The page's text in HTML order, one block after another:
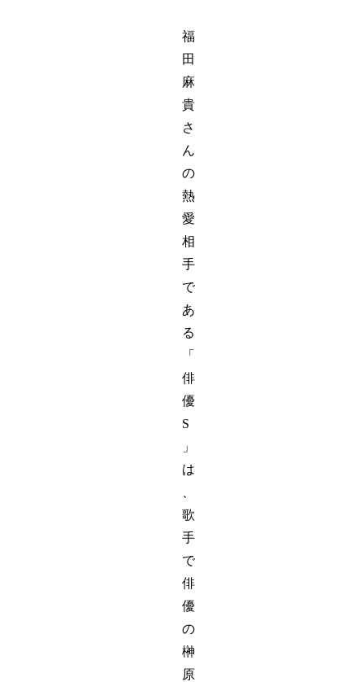
福
田
麻
貴
さ
ん
の
熱
愛
相
手
で
あ
る
「
俳
優
S
」
は
歌
手
で
俳
優
の
榊
原